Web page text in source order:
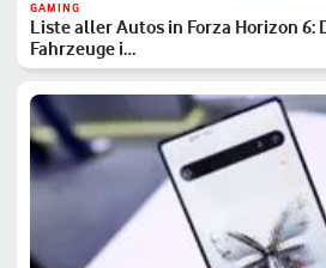
GAMING
Liste aller Autos in Forza Horizon 6:
Fahrzeuge i…